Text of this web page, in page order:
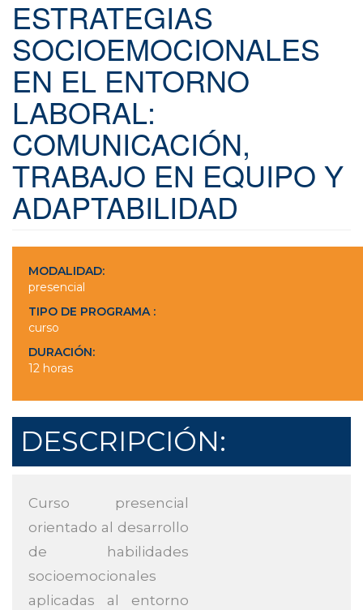
ESTRATEGIAS
SOCIOEMOCIONALES
EN EL ENTORNO
LABORAL:
COMUNICACIÓN,
TRABAJO EN EQUIPO Y
ADAPTABILIDAD
MODALIDAD:
presencial
TIPO DE PROGRAMA :
curso
DURACIÓN:
12 horas
DESCRIPCIÓN:
Curso presencial
orientado al desarrollo
de habilidades
socioemocionales
aplicadas al entorno